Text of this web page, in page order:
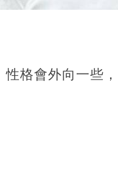
格會外向一些，